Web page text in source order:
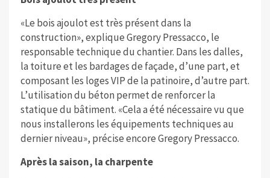
«Le bois ajoulot est très présent dans la
construction», explique Gregory Pressacco, le
responsable technique du chantier. Dans les dalles,
la toiture et les bardages de façade, d’une part, et
composant les loges VIP de la patinoire, d’autre part.
L’utilisation du béton permet de renforcer la
statique du bâtiment. «Cela a été nécessaire vu que
nous installerons les équipements techniques au
dernier niveau», précise encore Gregory Pressacco.
Après la saison, la charpente